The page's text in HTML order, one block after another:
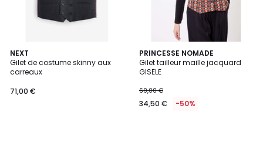
NEXT
Gilet de costume skinny aux
carreaux
71,00 €
PRINCESSE NOMADE
Gilet tailleur maille jacquard
GISELE
69,00 €
34,50 € -50%